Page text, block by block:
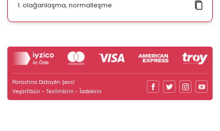
olağanlaşma, normalleşme
Parastina Datayên Şexsî
Veşartîbûn - Teslîmkirin - Îadekirin